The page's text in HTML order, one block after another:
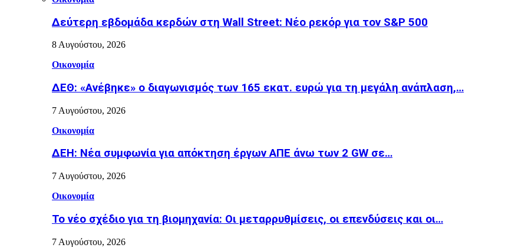
Δεύτερη εβδομάδα κερδών στη Wall Street: Νέο ρεκόρ για τον S&P 500
8 Αυγούστου, 2026
Οικονομία
ΔΕΘ: «Ανέβηκε» ο διαγωνισμός των 165 εκατ. ευρώ για τη μεγάλη ανάπλαση,…
7 Αυγούστου, 2026
Οικονομία
ΔΕΗ: Νέα συμφωνία για απόκτηση έργων ΑΠΕ άνω των 2 GW σε…
7 Αυγούστου, 2026
Οικονομία
Το νέο σχέδιο για τη βιομηχανία: Οι μεταρρυθμίσεις, οι επενδύσεις και οι…
7 Αυγούστου, 2026